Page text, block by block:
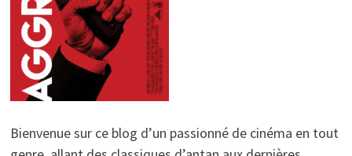
Bienvenue sur ce blog d’un passionné de cinéma en tout